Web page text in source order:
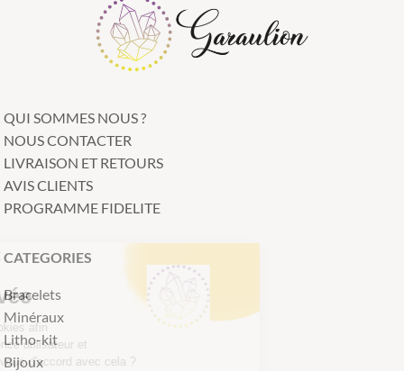
QUI SOMMES NOUS ?
NOUS CONTACTER
LIVRAISON ET RETOURS
AVIS CLIENTS
PROGRAMME FIDELITE
CATEGORIES
Bracelets
Minéraux
Litho-kit
Bijoux
Continuer sans accepter
votre vie privée
Notre site utilise des cookies afin
d'améliorer votre expérience utilisateur et
suivre notre trafic. Êtes-vous d'accord avec cela ?